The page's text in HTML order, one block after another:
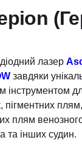
лазер
завдяки
інструментом
пігментних
плям
та інших судин.